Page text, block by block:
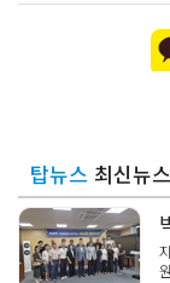
탑뉴스 최신뉴스